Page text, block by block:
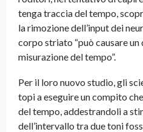
tenga traccia del tempo,
la rimozione dell’input dei
corpo striato “può causare
misurazione del tempo”.
Per il loro nuovo studio, gli
topi a eseguire un compito
del tempo, addestrandoli a
dell’intervallo tra due toni